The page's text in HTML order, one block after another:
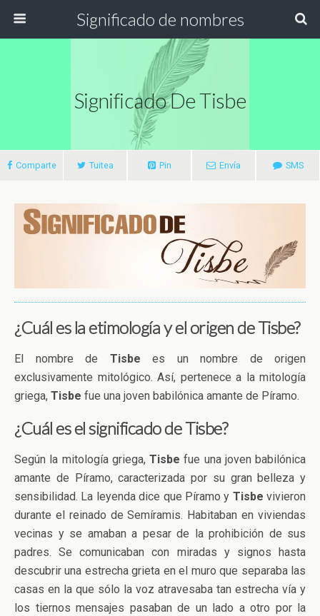
Significado de nombres
Significado De Tisbe
Comparte Tuitea Pin Envía SMS
¿Cuál es la etimología y el origen de Tisbe?
El nombre de Tisbe es un nombre de origen
exclusivamente mitológico. Así, pertenece a la mitología
griega, Tisbe fue una joven babilónica amante de Píramo.
¿Cuál es el significado de Tisbe?
Según la mitología griega, Tisbe fue una joven babilónica
amante de Píramo, caracterizada por su gran belleza y
sensibilidad. La leyenda dice que Píramo y Tisbe vivieron
durante el reinado de Semíramis. Habitaban en viviendas
vecinas y se amaban a pesar de la prohibición de sus
padres. Se comunicaban con miradas y signos hasta
descubrir una estrecha grieta en el muro que separaba las
casas en la que sólo la voz atravesaba tan estrecha vía y
los tiernos mensajes pasaban de un lado a otro por la